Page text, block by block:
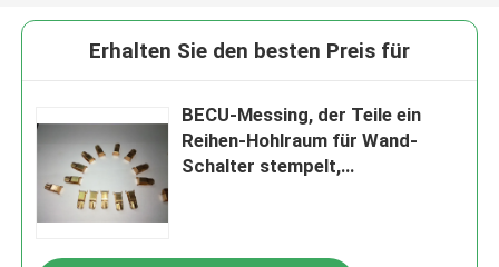
Erhalten Sie den besten Preis für
BECU-Messing, der Teile ein
Reihen-Hohlraum für Wand-
Schalter stempelt,